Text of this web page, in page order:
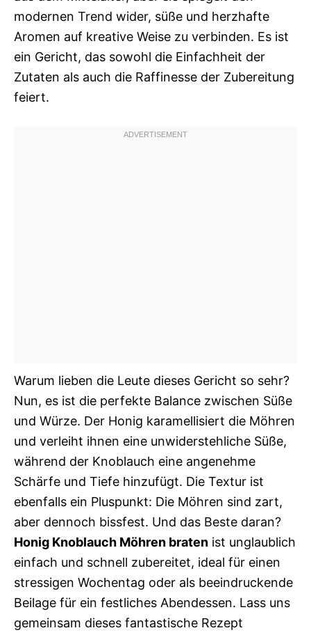
modernen Trend wider, süße und herzhafte
Aromen auf kreative Weise zu verbinden. Es ist
ein Gericht, das sowohl die Einfachheit der
Zutaten als auch die Raffinesse der Zubereitung
feiert.
Warum lieben die Leute dieses Gericht so sehr?
Nun, es ist die perfekte Balance zwischen Süße
und Würze. Der Honig karamellisiert die Möhren
und verleiht ihnen eine unwiderstehliche Süße,
während der Knoblauch eine angenehme
Schärfe und Tiefe hinzufügt. Die Textur ist
ebenfalls ein Pluspunkt: Die Möhren sind zart,
aber dennoch bissfest. Und das Beste daran?
Honig Knoblauch Möhren braten ist unglaublich
einfach und schnell zubereitet, ideal für einen
stressigen Wochentag oder als beeindruckende
Beilage für ein festliches Abendessen. Lass uns
gemeinsam dieses fantastische Rezept